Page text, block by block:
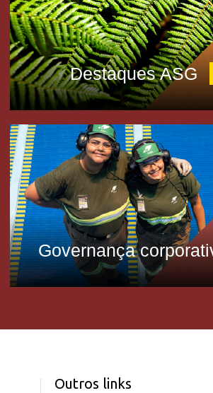
Destaques ASG
Governança
Outros links